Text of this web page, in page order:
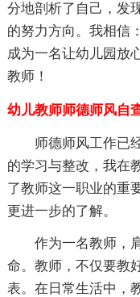
分地剖析了自己，发
的努力方向。我相信
成为一名让幼儿园放
教师！
幼儿教师师德师风自
师德师风工作已
的学习与整改，我在
了教师这一职业的重
更进一步的了解。
作为一名教师，
命。教师，不仅要教
表。在日常生活中，